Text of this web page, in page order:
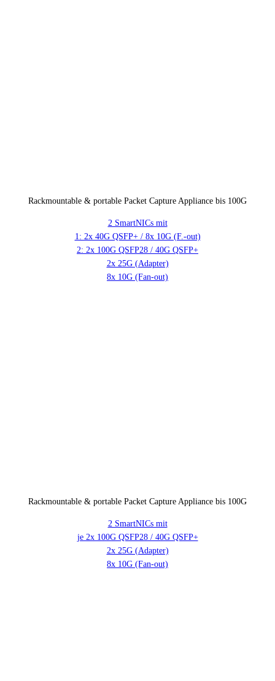
Rackmountable & portable Packet Capture Appliance bis 100G
2 SmartNICs mit
1: 2x 40G QSFP+ / 8x 10G (F.-out)
2: 2x 100G QSFP28 / 40G QSFP+
2x 25G (Adapter)
8x 10G (Fan-out)
Rackmountable & portable Packet Capture Appliance bis 100G
2 SmartNICs mit
je 2x 100G QSFP28 / 40G QSFP+
2x 25G (Adapter)
8x 10G (Fan-out)